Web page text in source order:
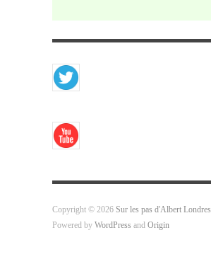
Copyright © 2026 Sur les pas d'Albert Londres
Powered by WordPress and Origin